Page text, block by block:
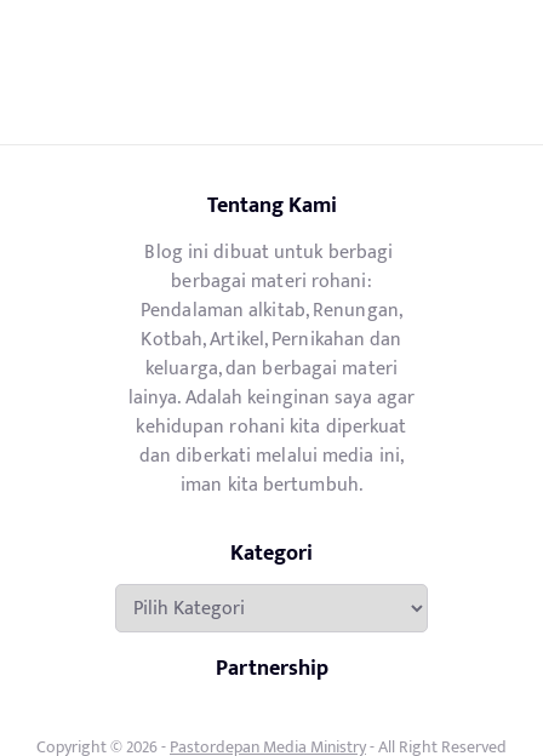
Tentang Kami
Blog ini dibuat untuk berbagi
berbagai materi rohani:
Pendalaman alkitab, Renungan,
Kotbah, Artikel, Pernikahan dan
keluarga, dan berbagai materi
lainya. Adalah keinginan saya agar
kehidupan rohani kita diperkuat
dan diberkati melalui media ini,
iman kita bertumbuh.
Kategori
Kategori
Partnership
Copyright © 2026 -Pastordepan Media Ministry- All Right Reserved